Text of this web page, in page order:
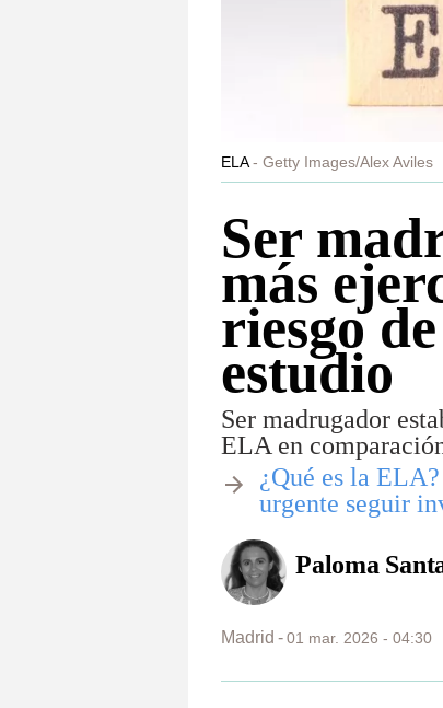
ELA Getty Images/Alex Aviles
Ser
más
riesgo
estudio
Ser madrugador
ELA en
​¿Qué es la
urgente seguir
Paloma
Madrid 01 mar. 2026 - 04:30